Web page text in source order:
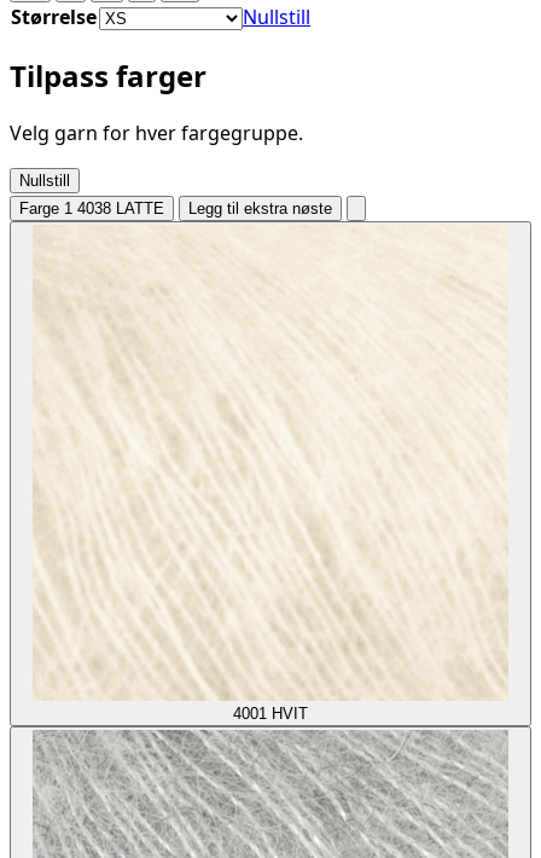
Størrelse Nullstill
Tilpass farger
Velg garn for hver fargegruppe.
Nullstill
Farge 1 4038 LATTE Legg til ekstra nøste
4001 HVIT